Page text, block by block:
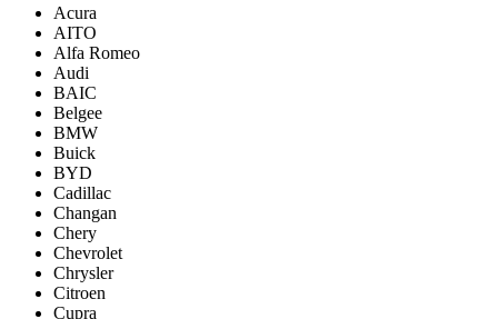
Acura
AITO
Alfa Romeo
Audi
BAIC
Belgee
BMW
Buick
BYD
Cadillac
Changan
Chery
Chevrolet
Chrysler
Citroen
Cupra